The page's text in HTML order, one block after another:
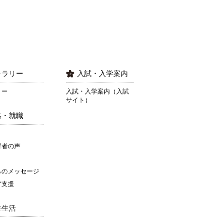
リー
就職
者の声
メッセージ
援
活
入試・入学案内
入試・入学案内（入試
サイト）